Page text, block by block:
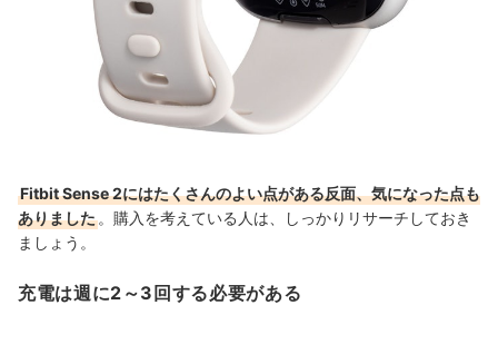
Fitbit Sense 2にはたくさんのよい点がある反面、気になった点も
ありました 。購入を考えている人は、しっかりリサーチしておき
ましょう。
充電は週に2～3回する必要がある